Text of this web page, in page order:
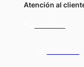
Atención al